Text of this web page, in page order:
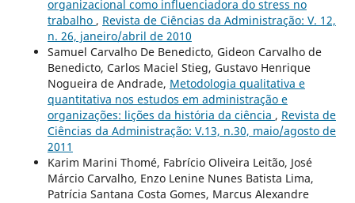
organizacional como influenciadora do stress no
trabalho , Revista de Ciências da Administração: V. 12,
n. 26, janeiro/abril de 2010
Samuel Carvalho De Benedicto, Gideon Carvalho de
Benedicto, Carlos Maciel Stieg, Gustavo Henrique
Nogueira de Andrade, Metodologia qualitativa e
quantitativa nos estudos em administração e
organizações: lições da história da ciência , Revista de
Ciências da Administração: V.13, n.30, maio/agosto de
2011
Karim Marini Thomé, Fabrício Oliveira Leitão, José
Márcio Carvalho, Enzo Lenine Nunes Batista Lima,
Patrícia Santana Costa Gomes, Marcus Alexandre